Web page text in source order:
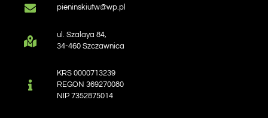
pieninskiutw@wp.pl
ul. Szalaya 84,
34-460 Szczawnica
KRS 0000713239
REGON 369270080
NIP 7352875014